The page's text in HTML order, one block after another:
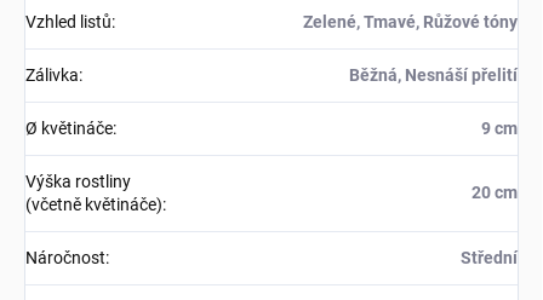
Vzhled listů: Zelené, Tmavé, Růžové tóny
Zálivka: Běžná, Nesnáší přelití
Ø květináče: 9 cm
Výška rostliny
(včetně květináče):
20 cm
Náročnost: Střední